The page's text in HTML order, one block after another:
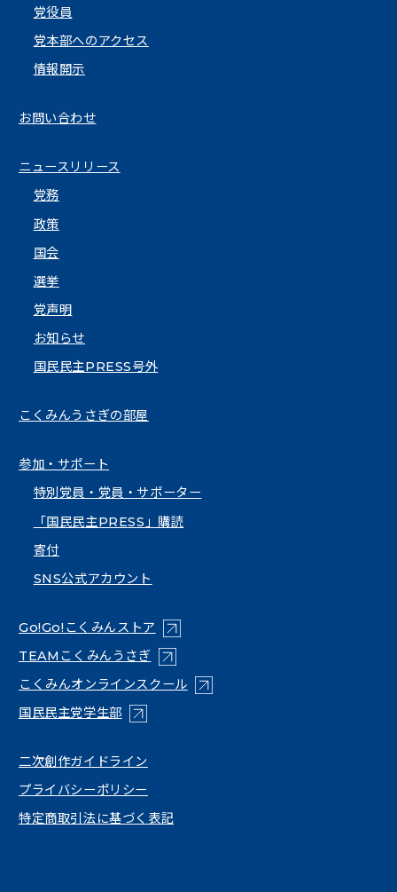
党役員
党本部へのアクセス
情報開示
お問い合わせ
ニュースリリース
党務
政策
国会
選挙
党声明
お知らせ
国民民主PRESS号外
こくみんうさぎの部屋
参加・サポート
特別党員・党員・サポーター
「国民民主PRESS」購読
寄付
SNS公式アカウント
Go!Go!こくみんストア （新しいタブで開く）
TEAMこくみんうさぎ（新しいタブで開く）
こくみんオンラインスクール（新しいタブで開く）
国民民主党学生部（新しいタブで開く）
二次創作ガイドライン
プライバシーポリシー
特定商取引法に基づく表記